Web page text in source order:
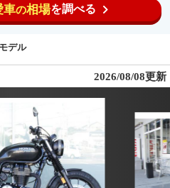
車の相場を調べる
デル
2026/08/08更新